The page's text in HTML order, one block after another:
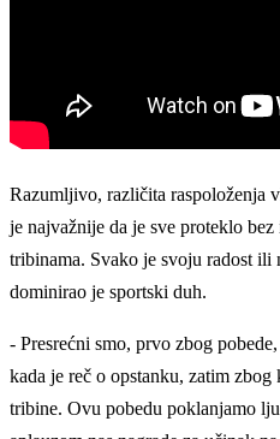
Razumljivo, različita raspoloženja
je najvažnije da je sve proteklo
tribinama. Svako je svoju radost ili
dominirao je sportski duh.
- Presrećni smo, prvo zbog
kada je reč o opstanku, zatim
tribine. Ovu pobedu poklanjamo